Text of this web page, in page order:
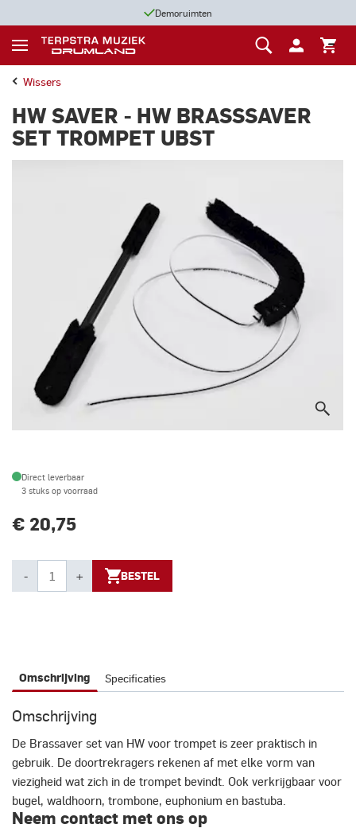
Demoruimten
Wissers
HW SAVER - HW BRASSSAVER
SET TROMPET UBST
Direct leverbaar
3 stuks op voorraad
€ 20,75
- + BESTEL
Omschrijving Specificaties
Omschrijving
De Brassaver set van HW voor trompet is zeer praktisch in
gebruik. De doortrekragers rekenen af met elke vorm van
viezigheid wat zich in de trompet bevindt. Ook verkrijgbaar voor
bugel, waldhoorn, trombone, euphonium en bastuba.
Neem contact met ons op